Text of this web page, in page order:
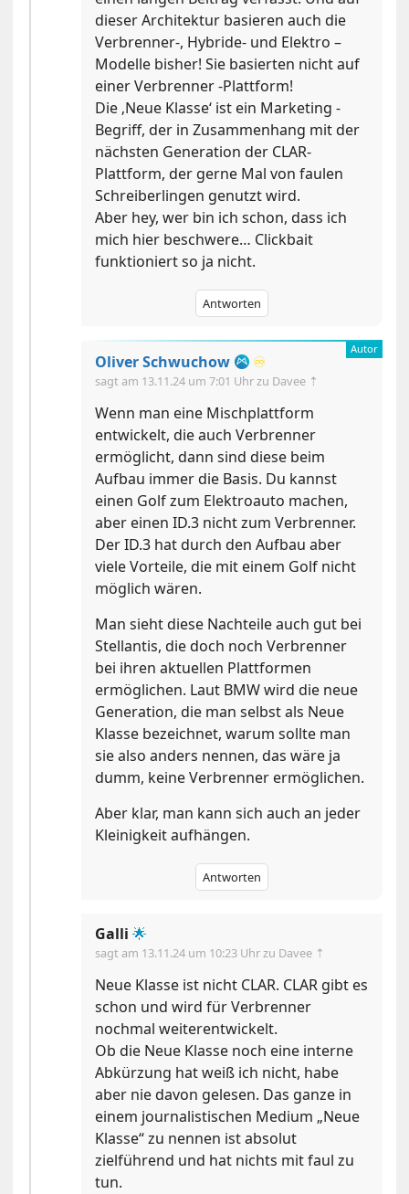
dieser Architektur basieren auch die
Verbrenner-, Hybride- und Elektro –
Modelle bisher! Sie basierten nicht auf
einer Verbrenner -Plattform!
Die ‚Neue Klasse‘ ist ein Marketing -
Begriff, der in Zusammenhang mit der
nächsten Generation der CLAR-
Plattform, der gerne Mal von faulen
Schreiberlingen genutzt wird.
Aber hey, wer bin ich schon, dass ich
mich hier beschwere… Clickbait
funktioniert so ja nicht.
Antworten
Oliver Schwuchow ♾️
sagt am 13.11.24 um 7:01 Uhrzu Davee ⇡
Wenn man eine Mischplattform
entwickelt, die auch Verbrenner
ermöglicht, dann sind diese beim
Aufbau immer die Basis. Du kannst
einen Golf zum Elektroauto machen,
aber einen ID.3 nicht zum Verbrenner.
Der ID.3 hat durch den Aufbau aber
viele Vorteile, die mit einem Golf nicht
möglich wären.
Man sieht diese Nachteile auch gut bei
Stellantis, die doch noch Verbrenner
bei ihren aktuellen Plattformen
ermöglichen. Laut BMW wird die neue
Generation, die man selbst als Neue
Klasse bezeichnet, warum sollte man
sie also anders nennen, das wäre ja
dumm, keine Verbrenner ermöglichen.
Aber klar, man kann sich auch an jeder
Kleinigkeit aufhängen.
Antworten
Galli 🌟
sagt am 13.11.24 um 10:23 Uhrzu Davee ⇡
Neue Klasse ist nicht CLAR. CLAR gibt es
schon und wird für Verbrenner
nochmal weiterentwickelt.
Ob die Neue Klasse noch eine interne
Abkürzung hat weiß ich nicht, habe
aber nie davon gelesen. Das ganze in
einem journalistischen Medium „Neue
Klasse“ zu nennen ist absolut
zielführend und hat nichts mit faul zu
tun.